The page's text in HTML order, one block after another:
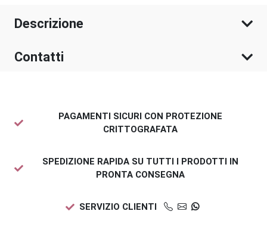
Descrizione
Contatti
PAGAMENTI SICURI CON PROTEZIONE
CRITTOGRAFATA
SPEDIZIONE RAPIDA SU TUTTI I PRODOTTI IN
PRONTA CONSEGNA
SERVIZIO CLIENTI